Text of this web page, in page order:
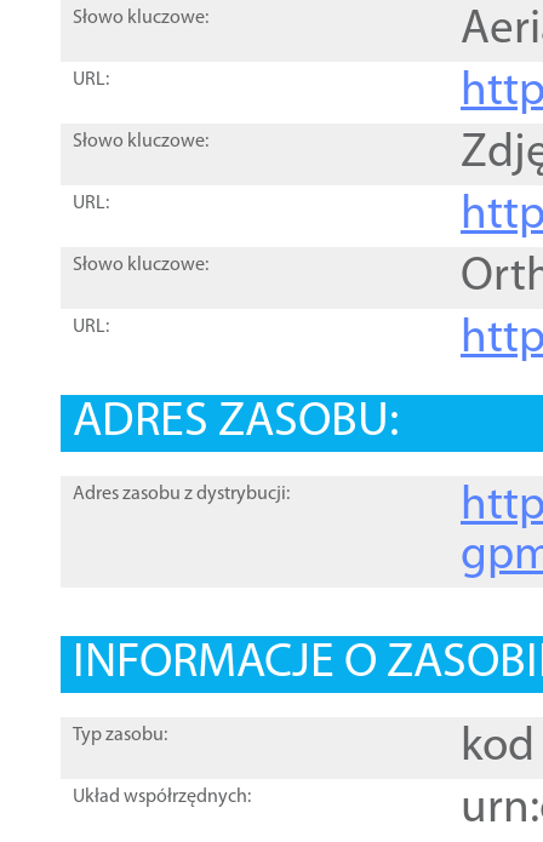
Słowo kluczowe:
URL:
Słowo kluczowe:
URL:
Słowo kluczowe:
URL:
ADRES ZASOBU:
Adres zasobu z dystrybucji:
INFORMACJE O
Typ zasobu: kod
Układ współrzędnych: